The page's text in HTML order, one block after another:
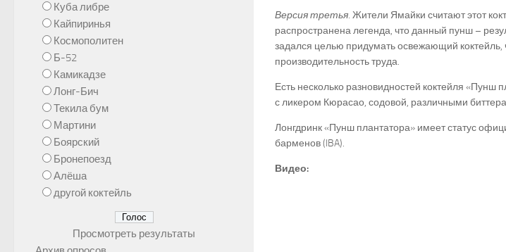
Версия третья. Жители Ямайки считают этот
распространена легенда, что данный пунш –
задался целью придумать освежающий
производительность труда.
Есть несколько разновидностей коктейля «Пунш
с ликером Кюрасао, содовой, различными
Лонгдринк «Пунш плантатора» имеет статус
барменов (IBA).
Видео:
Куба либре
Кайпиринья
Космополитен
Б-52
Камикадзе
Лонг-Бич
Текила бум
Мартини
Боярский
Бронепоезд
Алёша
другой коктейль
Просмотреть результаты